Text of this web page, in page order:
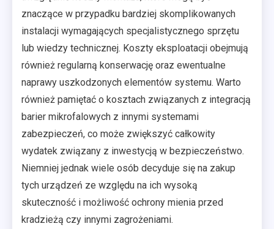
znaczące w przypadku bardziej skomplikowanych
instalacji wymagających specjalistycznego sprzętu
lub wiedzy technicznej. Koszty eksploatacji obejmują
również regularną konserwację oraz ewentualne
naprawy uszkodzonych elementów systemu. Warto
również pamiętać o kosztach związanych z integracją
barier mikrofalowych z innymi systemami
zabezpieczeń, co może zwiększyć całkowity
wydatek związany z inwestycją w bezpieczeństwo.
Niemniej jednak wiele osób decyduje się na zakup
tych urządzeń ze względu na ich wysoką
skuteczność i możliwość ochrony mienia przed
kradzieżą czy innymi zagrożeniami.